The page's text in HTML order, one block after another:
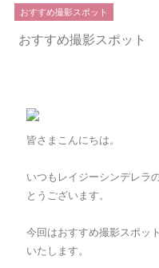
おすすめ撮影スポット
おすすめ撮影スポット
皆さまこんにちは。
いつもレイジーシンデレラ
とうございます。
今回はおすすめ撮影スポッ
いたします。